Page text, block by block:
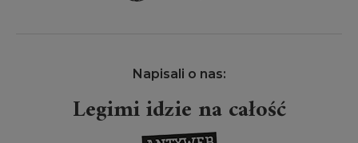
Napisali o nas:
Legimi idzie na całość